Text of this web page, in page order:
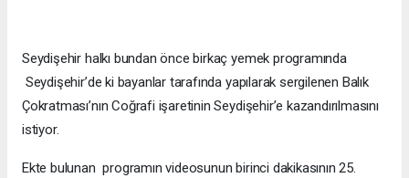
Seydişehir halkı bundan önce birkaç yemek programında
Seydişehir’de ki bayanlar tarafında yapılarak sergilenen Balık
Çokratması’nın Coğrafi işaretinin Seydişehir’e kazandırılmasını
istiyor.
Ekte bulunan programın videosunun birinci dakikasının 25.